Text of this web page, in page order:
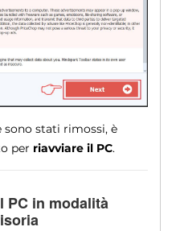
sono stati rimossi, è
per riavviare il PC.
PC in modalità